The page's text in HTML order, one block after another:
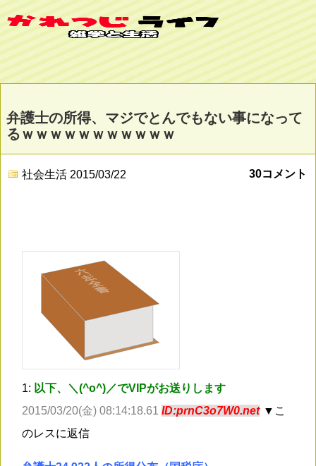
弁護士の所得、マジでとんでもない事になって
るｗｗｗｗｗｗｗｗｗｗｗ
社会生活 2015/03/22 30コメント
1: 以下、＼(^o^)／でVIPがお送りします
2015/03/20(金) 08:14:18.61 ID:prnC3o7W0.net ▼こ
のレスに返信